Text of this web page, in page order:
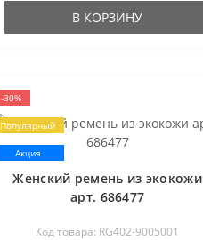
В КОРЗИНУ
-30%
Популярный
Акция
Женский ремень из экокожи
арт. 686477
Код товара: RG402-9005001